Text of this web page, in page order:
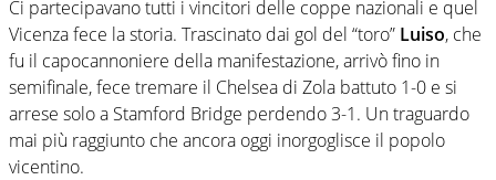
Ci partecipavano tutti i vincitori delle coppe nazionali e quel
Vicenza fece la storia. Trascinato dai gol del “toro” Luiso, che
fu il capocannoniere della manifestazione, arrivò fino in
semifinale, fece tremare il Chelsea di Zola battuto 1-0 e si
arrese solo a Stamford Bridge perdendo 3-1. Un traguardo
mai più raggiunto che ancora oggi inorgoglisce il popolo
vicentino.